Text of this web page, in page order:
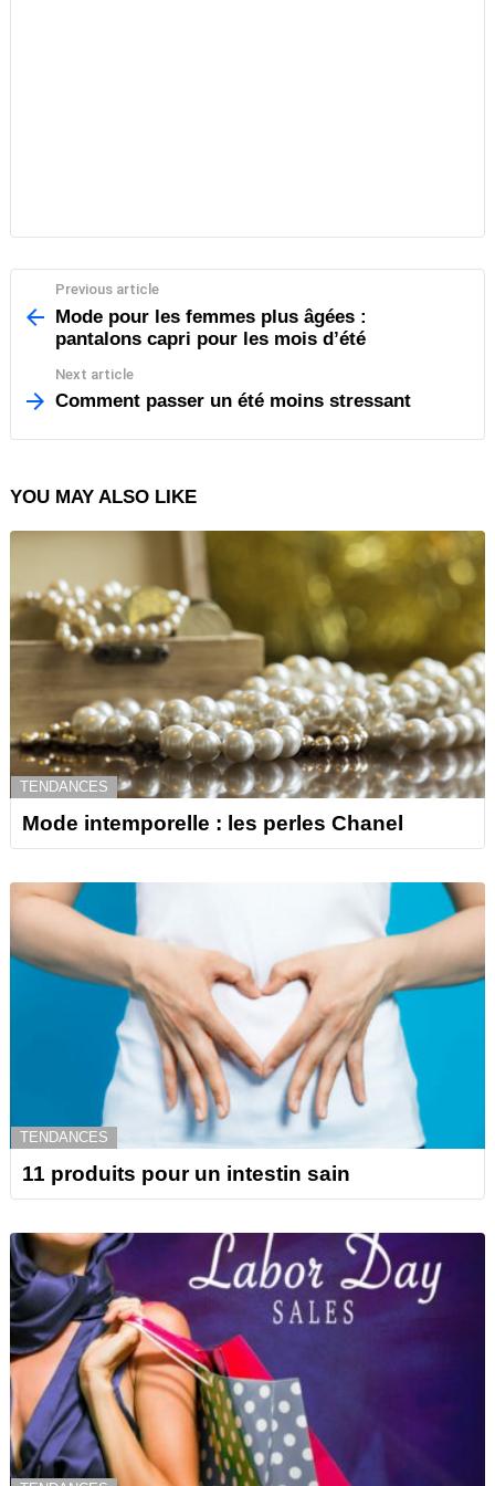
more
Previous article
Mode pour les femmes plus âgées :
pantalons capri pour les mois d’été
Next article
Comment passer un été moins stressant
YOU MAY ALSO LIKE
TENDANCES
Mode intemporelle : les perles Chanel
TENDANCES
11 produits pour un intestin sain